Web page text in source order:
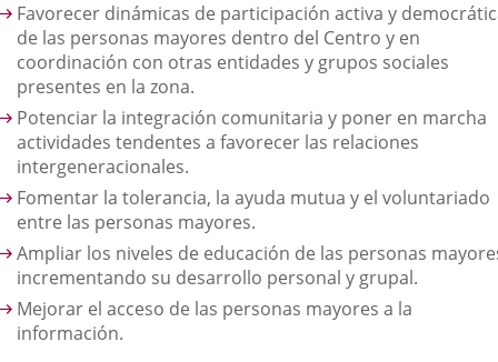
Favorecer dinámicas de participación activa y
de las personas mayores dentro del Centro y en
coordinación con otras entidades y grupos sociales
presentes en la zona.
Potenciar la integración comunitaria y poner en marcha
actividades tendentes a favorecer las relaciones
intergeneracionales.
Fomentar la tolerancia, la ayuda mutua y el voluntariado
entre las personas mayores.
Ampliar los niveles de educación de las personas
incrementando su desarrollo personal y grupal.
Mejorar el acceso de las personas mayores a la
información.